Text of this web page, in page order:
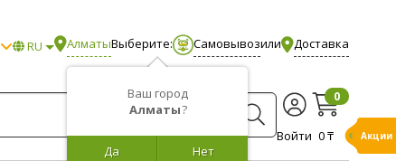
RU Алматы
Ваш город
Алматы?
Нет
Да
Выберите: Самовывозили Доставка
Войти
0
0 ₸ Акции